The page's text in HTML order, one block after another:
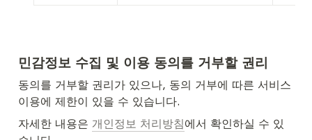
민감정보 수집 및 이용 동의를 거부할 권리
동의를 거부할 권리가 있으나, 동의 거부에 따른 서비스
이용에 제한이 있을 수 있습니다.
자세한 내용은 개인정보 처리방침에서 확인하실 수 있